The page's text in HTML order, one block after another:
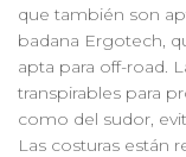
que también son
badana Ergotech,
apta para off-road.
transpirables para
como del sudor,
Las costuras están